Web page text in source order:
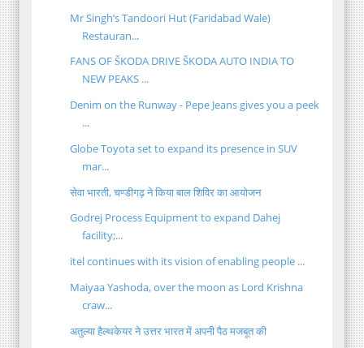
Mr Singh’s Tandoori Hut (Faridabad Wale)
Restauran...
FANS OF ŠKODA DRIVE ŠKODA AUTO INDIA TO
NEW PEAKS ...
Denim on the Runway - Pepe Jeans gives you a peek
...
Globe Toyota set to expand its presence in SUV
mar...
सेवा भारती, चण्डीगढ़ ने किया बाल शिविर का आयोजन
Godrej Process Equipment to expand Dahej
facility;...
itel continues with its vision of enabling people ...
Maiyaa Yashoda, over the moon as Lord Krishna
craw...
अतुल्या हैल्थकेयर ने उत्तर भारत में अपनी पैठ मजबूत की